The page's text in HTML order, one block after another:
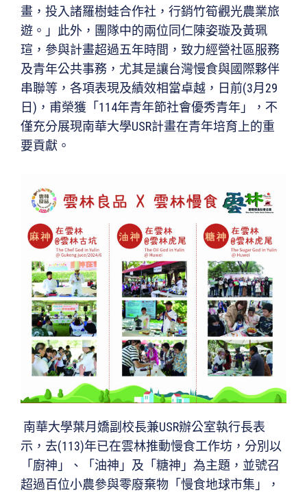
畫，投入諸羅樹蛙合作社，行銷竹筍觀光農業旅
遊。」此外，團隊中的兩位同仁陳姿璇及黃珮
瑄，參與計畫超過五年時間，致力經營社區服務
及青年公共事務，尤其是讓台灣慢食與國際夥伴
串聯等，各項表現及績效相當卓越，日前(3月29
日)，甫榮獲「114年青年節社會優秀青年」，不
僅充分展現南華大學USR計畫在青年培育上的重
要貢獻。
南華大學葉月嬌副校長兼USR辦公室執行長表
示，去(113)年已在雲林推動慢食工作坊，分別以
「廚神」、「油神」及「糖神」為主題，並號召
超過百位小農參與零廢棄物「慢食地球市集」，